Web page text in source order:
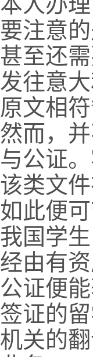
要注意
甚至还
发往意
原文相符
然而，
与公证
该类文
如此便
我国学
经由有
公证便
签证的
机关的